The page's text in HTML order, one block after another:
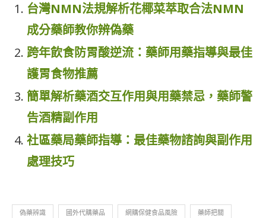
台灣NMN法規解析花椰菜萃取合法NMN
成分藥師教你辨偽藥
跨年飲食防胃酸逆流：藥師用藥指導與最佳
護胃食物推薦
簡單解析藥酒交互作用與用藥禁忌，藥師警
告酒精副作用
社區藥局藥師指導：最佳藥物諮詢與副作用
處理技巧
偽藥辨識 國外代購藥品 網購保健食品風險 藥師把關